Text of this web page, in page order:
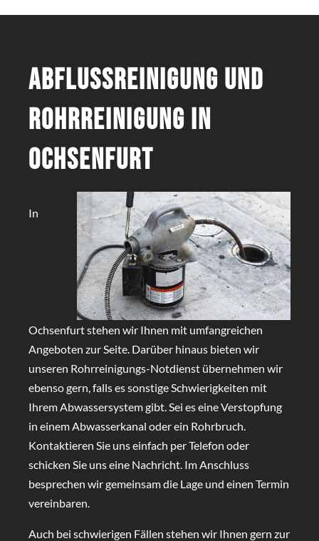
Abflussreinigung und
Rohrreinigung in
Ochsenfurt
In
Ochsenfurt stehen wir Ihnen mit umfangreichen
Angeboten zur Seite. Darüber hinaus bieten wir
unseren Rohrreinigungs-Notdienst übernehmen wir
ebenso gern, falls es sonstige Schwierigkeiten mit
Ihrem Abwassersystem gibt. Sei es eine Verstopfung
in einem Abwasserkanal oder ein Rohrbruch.
Kontaktieren Sie uns einfach per Telefon oder
schicken Sie uns eine Nachricht. Im Anschluss
besprechen wir gemeinsam die Lage und einen Termin
vereinbaren.
Auch bei schwierigen Fällen stehen wir Ihnen gern zur